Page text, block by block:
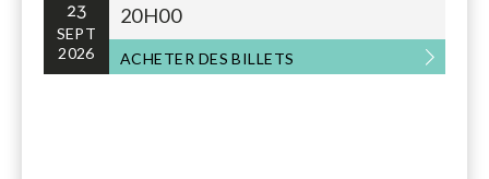
23
SEPT
2026
20H00
ACHETER DES BILLETS